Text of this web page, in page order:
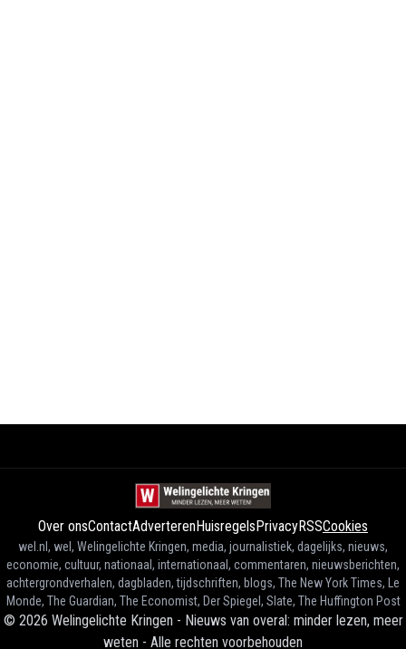
Over onsContactAdverterenHuisregelsPrivacyRSSCookies
wel.nl, wel, Welingelichte Kringen, media, journalistiek, dagelijks, nieuws,
economie, cultuur, nationaal, internationaal, commentaren, nieuwsberichten,
achtergrondverhalen, dagbladen, tijdschriften, blogs, The New York Times, Le
Monde, The Guardian, The Economist, Der Spiegel, Slate, The Huffington Post
© 2026 Welingelichte Kringen - Nieuws van overal: minder lezen, meer
weten - Alle rechten voorbehouden